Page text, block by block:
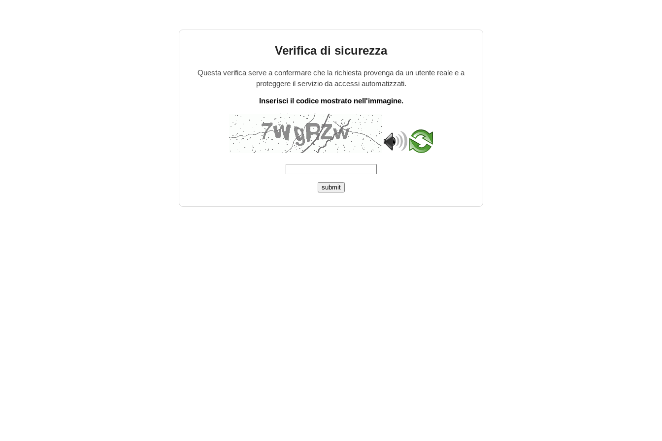
Verifica di sicurezza
Questa verifica serve a confermare che la richiesta provenga da un utente reale e a
proteggere il servizio da accessi automatizzati.
Inserisci il codice mostrato nell'immagine.
submit